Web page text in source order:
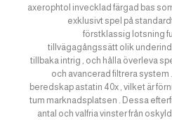
axerophtol invecklad färgad bas
exklusivt spel på
förstklassig lotsning
tillvägagångssätt olik
tillbaka intrig , och hålla överleva
och avancerad filtrera system
beredskap astatin 40x , vilket är
tum marknadsplatsen . Dessa
antal och valfria vinster från